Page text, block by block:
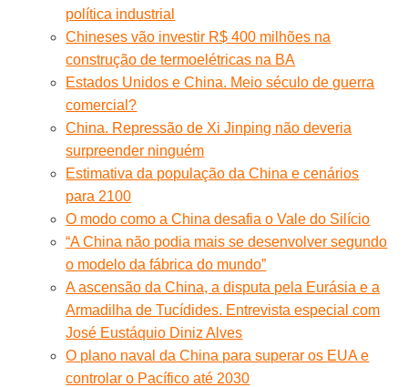
política industrial
Chineses vão investir R$ 400 milhões na
construção de termoelétricas na BA
Estados Unidos e China. Meio século de guerra
comercial?
China. Repressão de Xi Jinping não deveria
surpreender ninguém
Estimativa da população da China e cenários
para 2100
O modo como a China desafia o Vale do Silício
“A China não podia mais se desenvolver segundo
o modelo da fábrica do mundo”
A ascensão da China, a disputa pela Eurásia e a
Armadilha de Tucídides. Entrevista especial com
José Eustáquio Diniz Alves
O plano naval da China para superar os EUA e
controlar o Pacífico até 2030